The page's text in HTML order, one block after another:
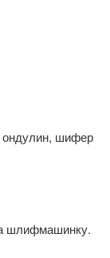
ондулин, шифер
шлифмашинку.